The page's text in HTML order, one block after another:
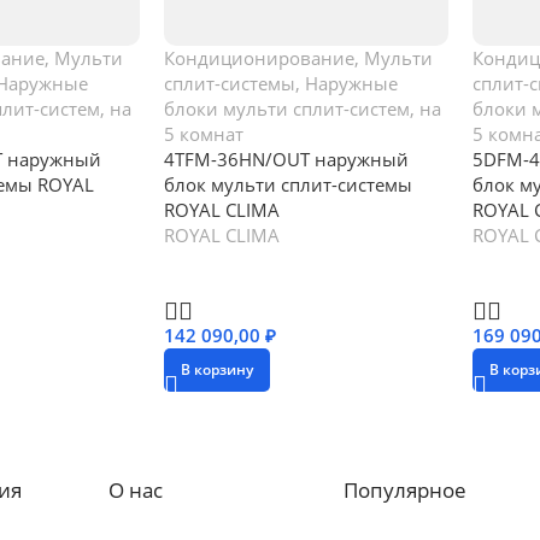
, Мульти
систем, на
наружный
ROYAL
Кондиционирование, Мульти
сплит-системы, Наружные
блоки мульти сплит-систем, на
5 комнат
4TFM-36HN/OUT наружный
блок мульти сплит-системы
ROYAL CLIMA
ROYAL CLIMA
142 090,00 ₽
В корзину
сплит-
блоки
5
5DFM-
блок
ROYAL
ROYAL
169
В
О нас Популярное